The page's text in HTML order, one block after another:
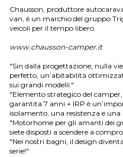
Chausson, produttore
van, é un marchio del gruppo
veicoli per il tempo libero.
www.chausson-camper.it
"Sin dalla progettazione, nulla
perfetto, un’abitabilità
sui grandi modelli."
"Elemento strategico del
garantita 7 anni + IRP è
isolamento, una resistenza e
"Motorhome per gli amanti dei
siete disposti a scendere a
"Nei nostri bagni, il design
serie!"